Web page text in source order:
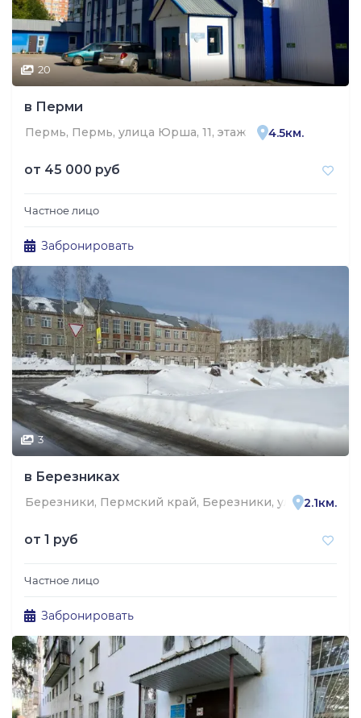
20
в Перми
Пермь, Пермь, улица Юрша, 11, этаж 2 4.5км.
от 45 000 руб
Частное лицо
Забронировать
3
в Березниках
Березники, Пермский край, Березники, улица2.1км.
от 1 руб
Частное лицо
Забронировать